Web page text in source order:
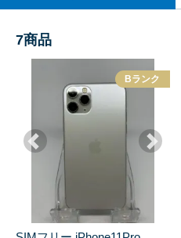
7商品
Bランク